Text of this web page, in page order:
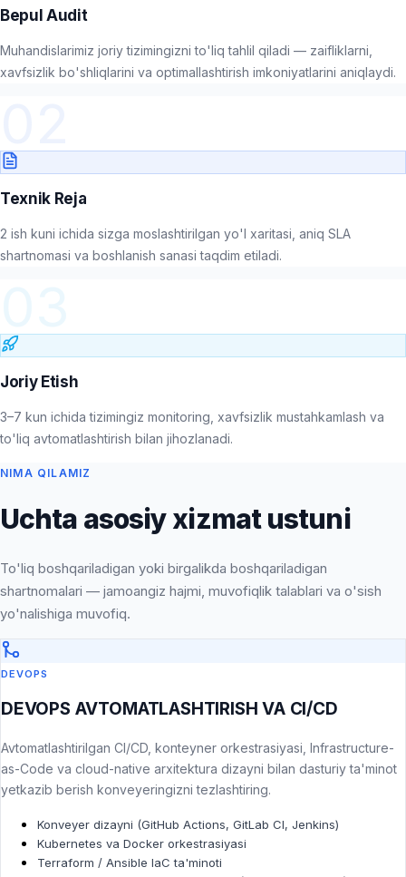
Bepul Audit
Muhandislarimiz joriy tizimingizni to'liq tahlil qiladi — zaifliklarni,
xavfsizlik bo'shliqlarini va optimallashtirish imkoniyatlarini aniqlaydi.
Texnik Reja
2 ish kuni ichida sizga moslashtirilgan yo'l xaritasi, aniq SLA
shartnomasi va boshlanish sanasi taqdim etiladi.
Joriy Etish
3–7 kun ichida tizimingiz monitoring, xavfsizlik mustahkamlash va
to'liq avtomatlashtirish bilan jihozlanadi.
NIMA QILAMIZ
Uchta asosiy xizmat ustuni
To'liq boshqariladigan yoki birgalikda boshqariladigan
shartnomalari — jamoangiz hajmi, muvofiqlik talablari va o'sish
yo'nalishiga muvofiq.
DEVOPS
DEVOPS AVTOMATLASHTIRISH VA CI/CD
Avtomatlashtirilgan CI/CD, konteyner orkestrasiyasi, Infrastructure-
as-Code va cloud-native arxitektura dizayni bilan dasturiy ta'minot
yetkazib berish konveyeringizni tezlashtiring.
Konveyer dizayni (GitHub Actions, GitLab CI, Jenkins)
Kubernetes va Docker orkestrasiyasi
Terraform / Ansible IaC ta'minoti